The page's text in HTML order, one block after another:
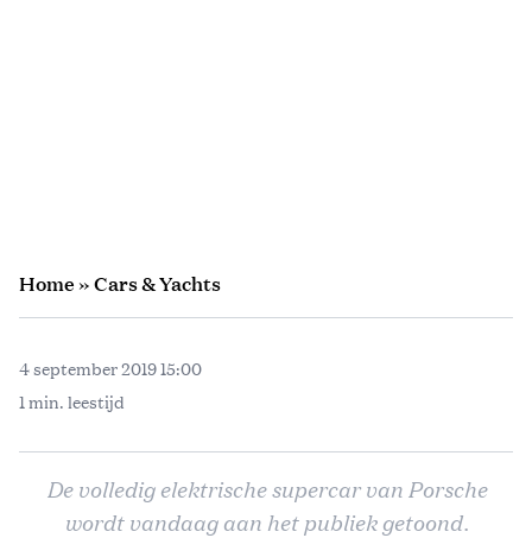
Home»Cars & Yachts
4 september 2019 15:00
1 min. leestijd
De volledig elektrische supercar van Porsche
wordt vandaag aan het publiek getoond.